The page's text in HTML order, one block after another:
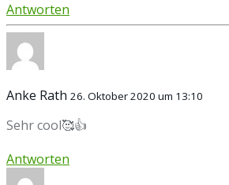
Antworten
Anke Rath 26. Oktober 2020 um 13:10
Sehr cool🥰👍
Antworten